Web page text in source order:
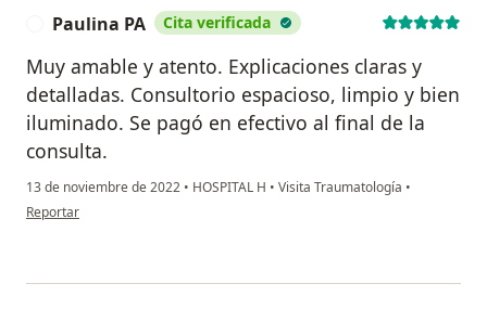
Paulina PA Cita verificada
Muy amable y atento. Explicaciones claras y
detalladas. Consultorio espacioso, limpio y bien
iluminado. Se pagó en efectivo al final de la
consulta.
13 de noviembre de 2022 • HOSPITAL H • Visita Traumatología •
en opinión del usuario Paulina PA
Reportar